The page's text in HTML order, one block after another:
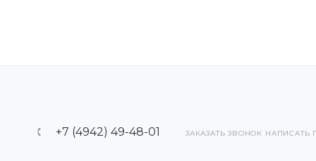
+7 (4942) 49-48-01 ЗАКАЗАТЬ ЗВОНОК НАПИСАТЬ